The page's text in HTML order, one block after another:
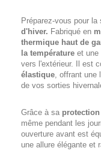
Préparez-vous pour
d'hiver. Fabriqué en
thermique haut de
la température et une
vers l'extérieur. Il est
élastique, offrant une
de vos sorties
Grâce à sa protection
même pendant les
ouverture avant est
une allure élégante et